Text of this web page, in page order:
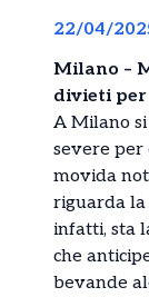
22/04/
Milano –
divieti
A Milano
severe per
movida
riguarda la
infatti, sta
che
bevande